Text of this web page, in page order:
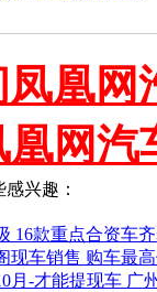
凰网
网汽
兴趣：
16款重点合资车
现车销售 购车最
月-才能提现车 广